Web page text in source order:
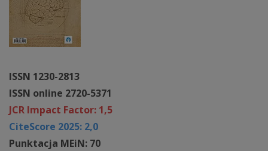
ISSN 1230-2813
ISSN online 2720-5371
JCR Impact Factor: 1,5
CiteScore 2025: 2,0
Punktacja MEiN: 70